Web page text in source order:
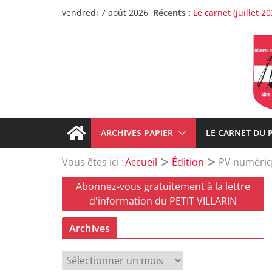
vendredi 7 août 2026 Récents : Le carnet (juillet
Christine
Greg, un pompier
À propos de la
Sur les
ARCHIVES PAPIER LE CARNET DU
Vous êtes ici :Accueil Édition PV
Abonnez-vous gratuitement à la lettre
d'information du PETIT VILLARIN
Archives
A